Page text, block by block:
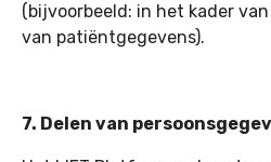
(bijvoorbeeld: in het kader
van patiëntgegevens).
7. Delen van